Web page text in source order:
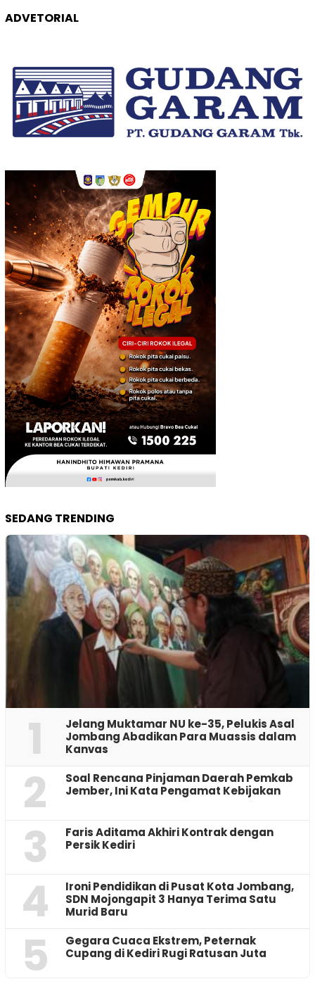
ADVETORIAL
SEDANG TRENDING
1
Jelang Muktamar NU ke-35, Pelukis Asal
Jombang Abadikan Para Muassis dalam
Kanvas
2
‎Soal Rencana Pinjaman Daerah Pemkab
Jember, Ini Kata Pengamat Kebijakan ‎
3
Faris Aditama Akhiri Kontrak dengan
Persik Kediri
4
Ironi Pendidikan di Pusat Kota Jombang,
SDN Mojongapit 3 Hanya Terima Satu
Murid Baru
5
‎Gegara Cuaca Ekstrem, Peternak
Cupang di Kediri Rugi Ratusan Juta